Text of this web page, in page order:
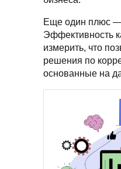
Еще один плюс —
Эффективность
измерить, что
решения по
основанные на